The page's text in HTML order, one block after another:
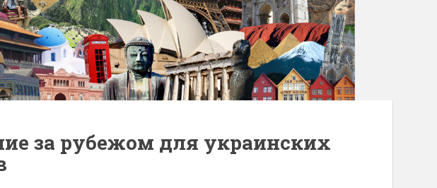
за рубежом для украинских